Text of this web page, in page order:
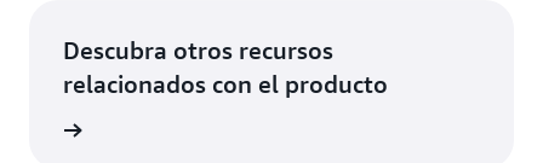
Descubra otros recursos
relacionados con el producto